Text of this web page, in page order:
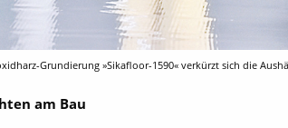
Grundierung »Sikafloor-1590« verkürzt sich die
am Bau